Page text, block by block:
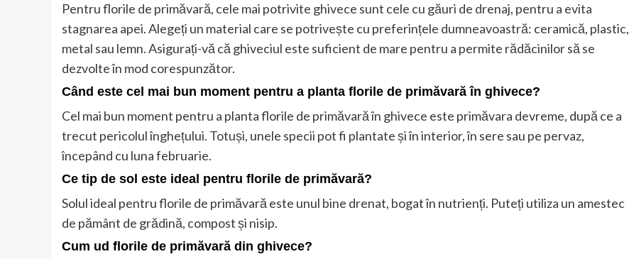
Pentru florile de primăvară, cele mai potrivite ghivece sunt cele cu găuri de drenaj, pentru a evita
stagnarea apei. Alegeți un material care se potrivește cu preferințele dumneavoastră: ceramică, plastic,
metal sau lemn. Asigurați-vă că ghiveciul este suficient de mare pentru a permite rădăcinilor să se
dezvolte în mod corespunzător.
Când este cel mai bun moment pentru a planta florile de primăvară în ghivece?
Cel mai bun moment pentru a planta florile de primăvară în ghivece este primăvara devreme, după ce a
trecut pericolul înghețului. Totuși, unele specii pot fi plantate și în interior, în sere sau pe pervaz,
începând cu luna februarie.
Ce tip de sol este ideal pentru florile de primăvară?
Solul ideal pentru florile de primăvară este unul bine drenat, bogat în nutrienți. Puteți utiliza un amestec
de pământ de grădină, compost și nisip.
Cum ud florile de primăvară din ghivece?